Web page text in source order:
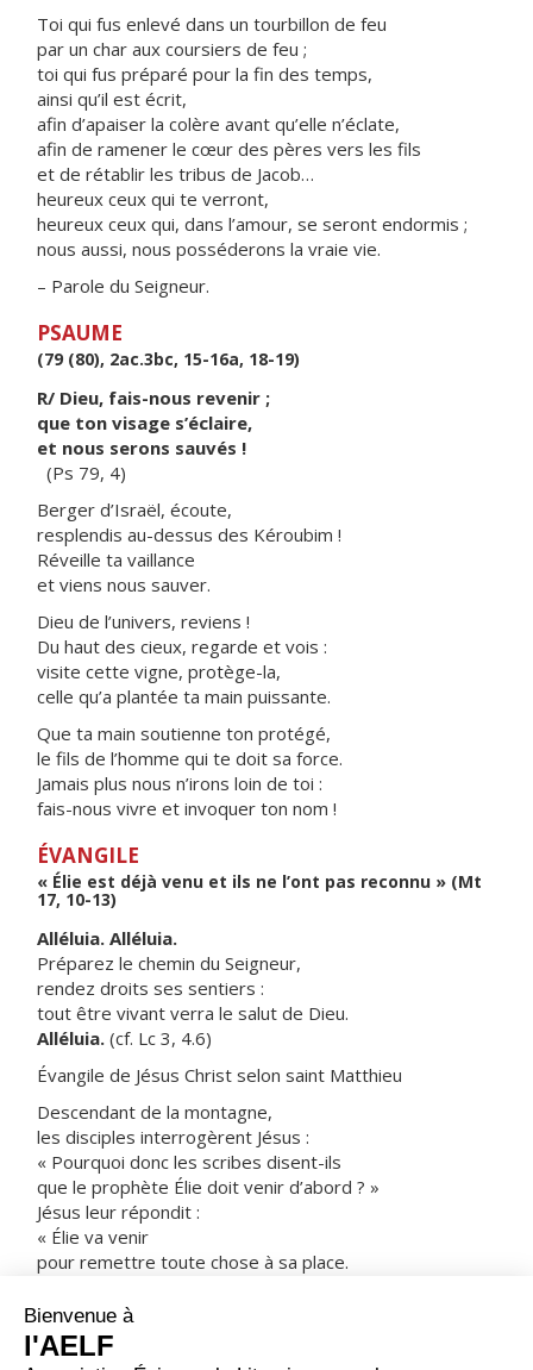
Toi qui fus enlevé dans un tourbillon de feu
par un char aux coursiers de feu ;
toi qui fus préparé pour la fin des temps,
ainsi qu’il est écrit,
afin d’apaiser la colère avant qu’elle n’éclate,
afin de ramener le cœur des pères vers les fils
et de rétablir les tribus de Jacob…
heureux ceux qui te verront,
heureux ceux qui, dans l’amour, se seront endormis ;
nous aussi, nous posséderons la vraie vie.
– Parole du Seigneur.
PSAUME
(79 (80), 2ac.3bc, 15-16a, 18-19)
R/ Dieu, fais-nous revenir ;
que ton visage s’éclaire,
et nous serons sauvés !
(Ps 79, 4)
Berger d’Israël, écoute,
resplendis au-dessus des Kéroubim !
Réveille ta vaillance
et viens nous sauver.
Dieu de l’univers, reviens !
Du haut des cieux, regarde et vois :
visite cette vigne, protège-la,
celle qu’a plantée ta main puissante.
Que ta main soutienne ton protégé,
le fils de l’homme qui te doit sa force.
Jamais plus nous n’irons loin de toi :
fais-nous vivre et invoquer ton nom !
ÉVANGILE
« Élie est déjà venu et ils ne l’ont pas reconnu » (Mt
17, 10-13)
Alléluia. Alléluia.
Préparez le chemin du Seigneur,
rendez droits ses sentiers :
tout être vivant verra le salut de Dieu.
Alléluia. (cf. Lc 3, 4.6)
Évangile de Jésus Christ selon saint Matthieu
Descendant de la montagne,
les disciples interrogèrent Jésus :
« Pourquoi donc les scribes disent-ils
que le prophète Élie doit venir d’abord ? »
Jésus leur répondit :
« Élie va venir
pour remettre toute chose à sa place.
Élie est déjà venu ;
au lieu de le reconnaître,
ils lui ont fait tout ce qu’ils ont voulu.